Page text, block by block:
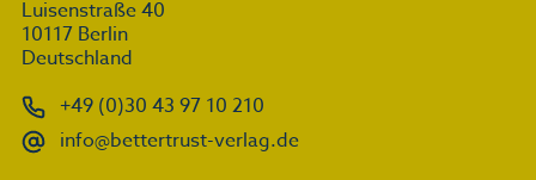
Luisenstraße 40
10117 Berlin
Deutschland
+49 (0)30 43 97 10 210
info@bettertrust-verlag.de